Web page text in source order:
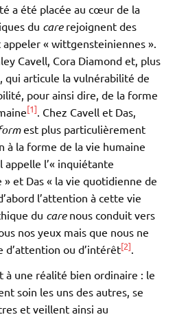
a été placée au cœur de la
du carerejoignent des
« wittgensteiniennes ».
Cavell, Cora Diamond et, plus
qui articule la vulnérabilité de
pour ainsi dire, de la forme
[1]. Chez Cavell et Das,
est plus particulièrement
à la forme de la vie humaine
appelle l’« inquiétante
et Das « la vie quotidienne de
l’attention à cette vie
du care nous conduit vers
nos yeux mais que nous ne
d’attention ou d’intérêt[2].
une réalité bien ordinaire : le
soin les uns des autres, se
et veillent ainsi au